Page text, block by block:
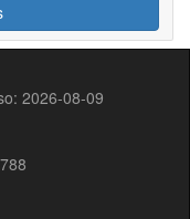
2026-08-09